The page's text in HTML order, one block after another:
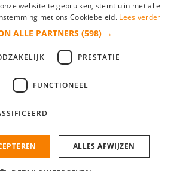
zo gevonden!
website te gebruiken, stemt u in met alle
met ons Cookiebeleid. Lees verder
ALLE PARTNERS (598) →
PRESTATIE
FUNCTIONEEL
ALLES AFWIJZEN